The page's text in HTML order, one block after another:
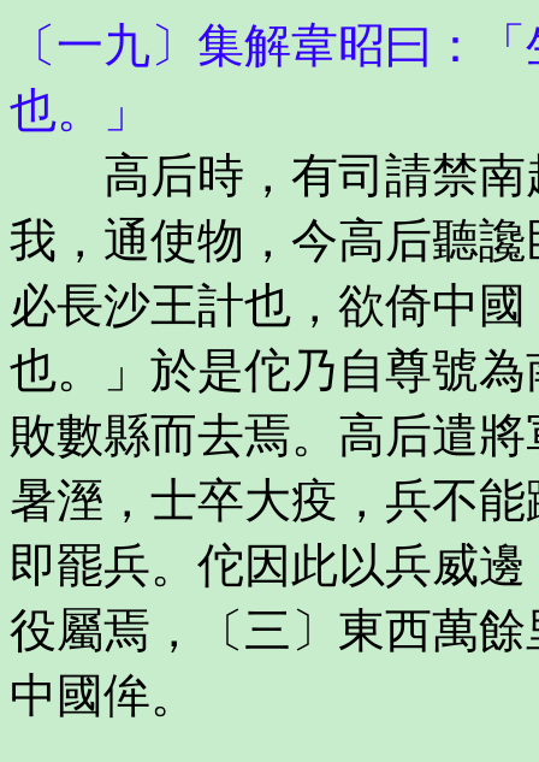
〔一九〕集解韋昭曰：
也。」
高后時，有司請禁南
我，通使物，今高后聽
必長沙王計也，欲倚中
也。」於是佗乃自尊號
敗數縣而去焉。高后遣
暑溼，士卒大疫，兵不
即罷兵。佗因此以兵威
役屬焉，〔三〕東西萬
中國侔。